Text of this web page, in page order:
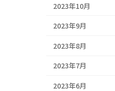
2023年10月
2023年9月
2023年8月
2023年7月
2023年6月